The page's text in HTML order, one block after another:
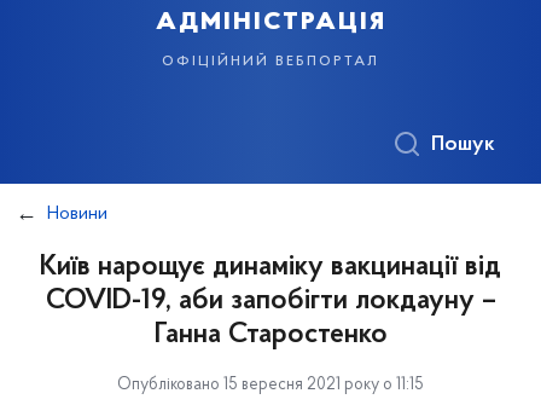
адміністрація
офіційний вебпортал
Пошук
Новини
Київ нарощує динаміку вакцинації від
COVID-19, аби запобігти локдауну –
Ганна Старостенко
Опубліковано 15 вересня 2021 року о 11:15